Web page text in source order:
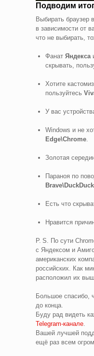
Подводим
Выбирать браузер
в зависимости от
что не выбирать,
Фанат Яндекса
скрывать,
Хотите
пользуйтесь
У вас
Windows и не
Edge\Chrome
Золотая
Параноя по
Есть что
Нравится
P. S. По сути
с Яндексом и
американских
российских. Как
расположил их
Большое спасибо,
до конца.
Буду рад видеть
Telegram‑канале
Вашей лучшей
ещё раз всем